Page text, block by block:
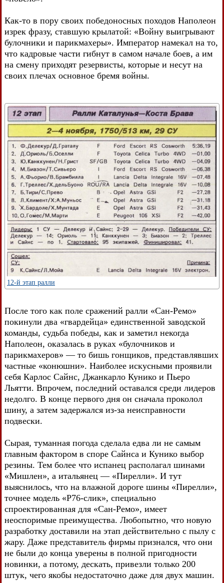
Как-то в пору своих победоносных походов Наполеон
изрек фразу, ставшую крылатой: «Войну выигрывают
булочники и парикмахеры». Император намекал на то,
что кадровые части гибнут в самом начале боев, а им
на смену приходят резервисты, которые и несут на
своих плечах основное бремя войны.
12-й этап ралли
После того как поле сражений ралли «Сан-Ремо»
покинули два «гвардейца» единственной заводской
команды, судьба победы, как и заметил некогда
Наполеон, оказалась в руках «булочников и
парикмахеров» — то бишь гонщиков, представлявших
частные «конюшни». Наиболее искусными проявили
себя Карлос Сайнс, Джанкарло Кунико и Пьеро
Льятти. Впрочем, последний оставался среди лидеров
недолго. В конце первого дня он сначала проколол
шину, а затем задержался из-за неисправности
подвески.
Сырая, туманная погода сделала едва ли не самым
главным фактором в споре Сайнса и Кунико выбор
резины. Тем более что испанец располагал шинами
«Мишлен», а итальянец — «Пирелли». И тут
выяснилось, что на влажной дороге шины «Пирелли»,
точнее модель «Р76-слик», специально
спроектированная для «Сан-Ремо», имеет
неоспоримые преимущества. Любопытно, что новую
разработку доставили на этап действительно с пылу с
жару. Даже представитель фирмы признался, что они
не были до конца уверены в полной пригодности
новинки, а потому, дескать, привезли только 200
штук, чего якобы недостаточно даже для двух машин.